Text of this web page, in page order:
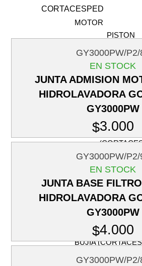
CORTACESPED
MOTOR
PISTON
BIELA
ANILLOS
BOBINA
OTROS
FILTROS DE AIRE
(CORTACESPED)
BUJIA
CUCHILLO
GY3000PW/P2/
EN STOCK
JUNTA ADMISION
HIDROLAVADORA
GY3000PW
$3.000
GY3000PW/P2/
EN STOCK
JUNTA BASE
HIDROLAVADORA
GY3000PW
$4.000
GY3000PW/P2/